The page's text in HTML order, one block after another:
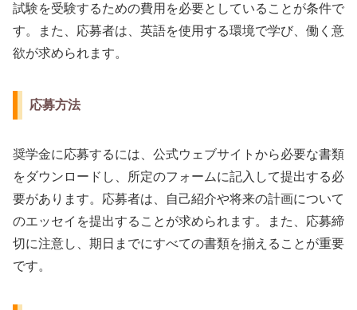
試験を受験するための費用を必要としていることが条件で
す。また、応募者は、英語を使用する環境で学び、働く意
欲が求められます。
応募方法
奨学金に応募するには、公式ウェブサイトから必要な書類
をダウンロードし、所定のフォームに記入して提出する必
要があります。応募者は、自己紹介や将来の計画について
のエッセイを提出することが求められます。また、応募締
切に注意し、期日までにすべての書類を揃えることが重要
です。